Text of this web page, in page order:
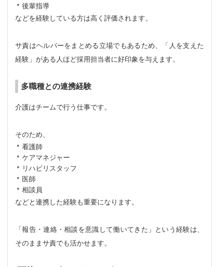
後輩指導
などを経験している方は高く評価されます。
サ責はヘルパーをまとめる立場でもあるため、「人を支えた
経験」がある人ほど採用担当者に好印象を与えます。
多職種との連携経験
介護はチームで行う仕事です。
そのため、
看護師
ケアマネジャー
リハビリスタッフ
医師
相談員
などと連携した経験も重要になります。
「報告・連絡・相談を意識して働いてきた」という経験は、
そのままサ責でも活かせます。